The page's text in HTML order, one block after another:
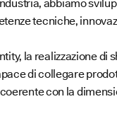
abbiamo
tecniche,
la realizzazione di
di collegare
con la